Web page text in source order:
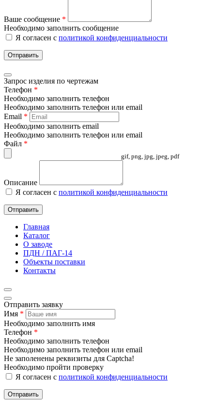
Ваше сообщение *
Необходимо заполнить сообщение
Я согласен с политикой конфиденциальности
Отправить
Запрос изделия по чертежам
Телефон *
Необходимо заполнить телефон
Необходимо заполнить телефон или email
Email *
Необходимо заполнить email
Необходимо заполнить телефон или email
Файл *
gif, png, jpg, jpeg, pdf
Описание
Я согласен с политикой конфиденциальности
Отправить
Главная
Каталог
О заводе
ПДН / ПАГ-14
Объекты поставки
Контакты
Отправить заявку
Имя *
Необходимо заполнить имя
Телефон *
Необходимо заполнить телефон
Необходимо заполнить телефон или email
Не заполенены реквизиты для Captcha!
Необходимо пройти проверку
Я согласен с политикой конфиденциальности
Отправить